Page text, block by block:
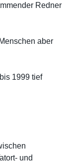
Redner
aber
1999 tief
und